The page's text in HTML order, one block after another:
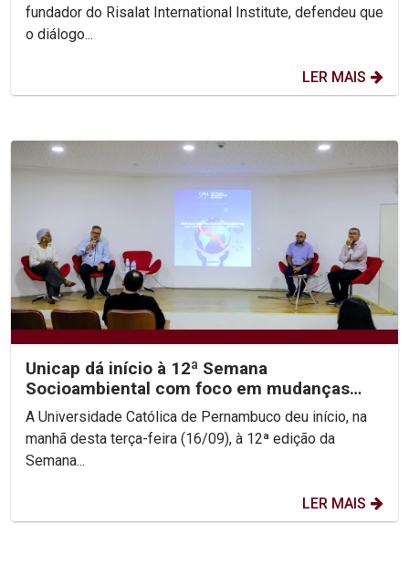
fundador do Risalat International Institute, defendeu que
o diálogo...
LER MAIS
Unicap dá início à 12ª Semana
Socioambiental com foco em mudanças
climáticas e justiça...
A Universidade Católica de Pernambuco deu início, na
manhã desta terça-feira (16/09), à 12ª edição da
Semana...
LER MAIS